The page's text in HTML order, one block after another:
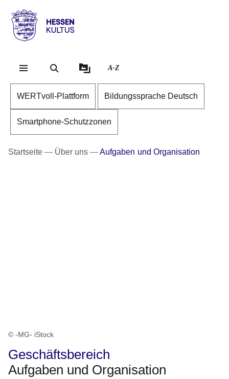
Hessen
Kultus
A-Z
WERTvoll-Plattform Bildungssprache Deutsch
Smartphone-Schutzzonen
Startseite Über uns Aufgaben und Organisation
© -MG- iStock
Geschäftsbereich
Aufgaben und Organisation